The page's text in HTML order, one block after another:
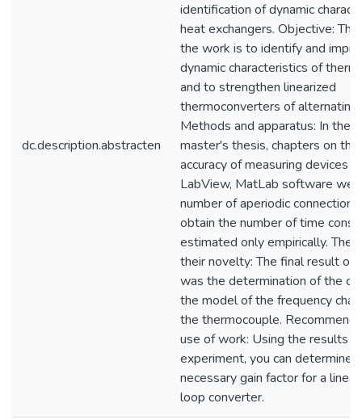
dc.description.abstracten
identification of dynamic
heat exchangers. Objective:
the work is to identify and
dynamic characteristics of
and to strengthen linearized
thermoconverters of alternating
Methods and apparatus: In the
master's thesis, chapters on
accuracy of measuring devices
LabView, MatLab software
number of aperiodic
obtain the number of time
estimated only empirically. The
their novelty: The final result of
was the determination of the
the model of the frequency
the thermocouple.
use of work: Using the results
experiment, you can determine
necessary gain factor for a
loop converter.